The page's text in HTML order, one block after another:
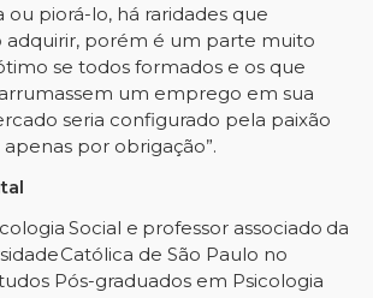
ou piorá-lo, há raridades que
adquirir, porém é um parte muito
se todos formados e os que
m um emprego em sua
seria configurado pela paixão
apenas por obrigação”.
Social e professor associado da
Católica de São Paulo no
Pós-graduados em Psicologia